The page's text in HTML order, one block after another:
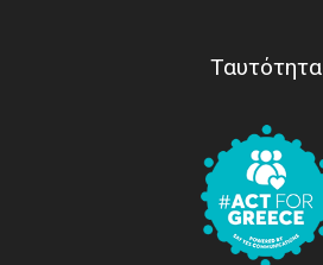
Ταυτότητα